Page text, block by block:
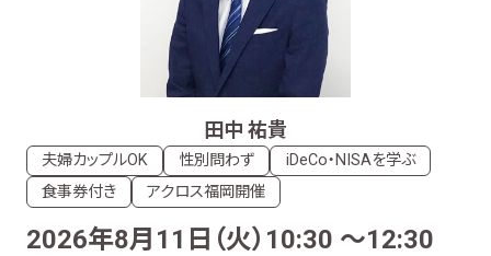
田中 祐貴
夫婦カップルOK 性別問わず
iDeCo・NISAを学ぶ
食事券付き
アクロス福岡開催
2026年8月11日（火）10:30 〜12:30